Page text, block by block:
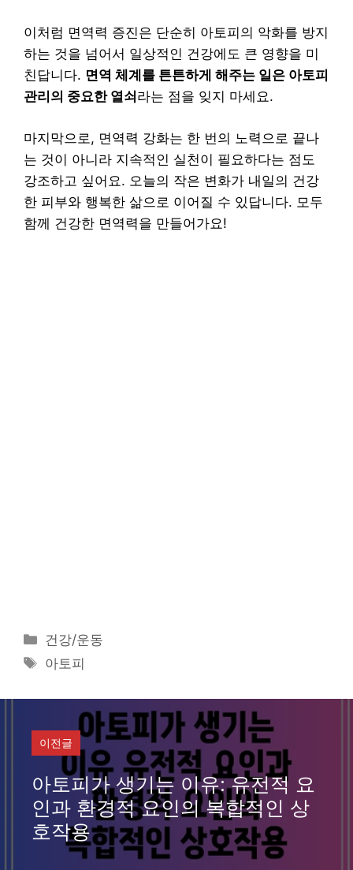
이처럼 면역력 증진은 단순히 아토피의 악화를 방지
하는 것을 넘어서 일상적인 건강에도 큰 영향을 미
친답니다. 면역 체계를 튼튼하게 해주는 일은 아토피
관리의 중요한 열쇠 라는 점을 잊지 마세요.
마지막으로, 면역력 강화는 한 번의 노력으로 끝나
는 것이 아니라 지속적인 실천이 필요하다는 점도
강조하고 싶어요. 오늘의 작은 변화가 내일의 건강
한 피부와 행복한 삶으로 이어질 수 있답니다. 모두
함께 건강한 면역력을 만들어가요!
카
테
고
리
건강/운동
태
아토피
이전글
아토피가 생기는 이유: 유전적 요
인과 환경적 요인의 복합적인 상
호작용